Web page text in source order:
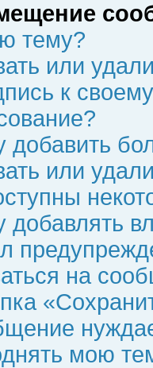
тему?
или
к
или
добавлять
на
мою